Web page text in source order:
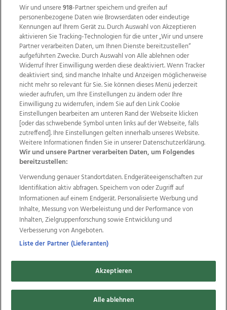
Wir über uns Mediadaten Kontakt
Jobs
Datenschutz
Impressum
AGB Anzeigekunden
AGB Website
Ehrenkodex Politische Werbung
Weitere Angebote des Medienhauses Wimmer
TV1 di-mog-i.at OÖNow
Ischler Woche
Life Radio
OÖNachrichten
OÖN Immobilien
OÖN Karriere
OÖN Reise
Promenaden Galerien
Regionaljobs
wasistlos.at
Copyrights © 2026 Tips Zeitungs GmbH & Co KG
developed by11x11.net
Wir und unsere918-Partner speichern und greifen auf
personenbezogene Daten wie Browserdaten oder eindeutige
Kennungen auf Ihrem Gerät zu. Durch Auswahl von Akzeptieren
aktivieren Sie Tracking-Technologien für die unter „Wir und unsere
Partner verarbeiten Daten, um Ihnen Dienste bereitzustellen“
aufgeführten Zwecke. Durch Auswahl von Alle ablehnen oder
Widerruf Ihrer Einwilligung werden diese deaktiviert. Wenn Tracker
deaktiviert sind, sind manche Inhalte und Anzeigen möglicherweise
nicht mehr so relevant für Sie. Sie können dieses Menü jederzeit
wieder aufrufen, um Ihre Einstellungen zu ändern oder Ihre
Einwilligung zu widerrufen, indem Sie auf den Link Cookie
Einstellungen bearbeiten am unteren Rand der Webseite klicken
[oder das schwebende Symbol unten links auf der Webseite, falls
zutreffend]. Ihre Einstellungen gelten innerhalb unseres Website.
Weitere Informationen finden Sie in unserer Datenschutzerklärung.
Wir und unsere Partner verarbeiten Daten, um Folgendes
bereitzustellen:
Verwendung genauer Standortdaten. Endgeräteeigenschaften zur
Identifikation aktiv abfragen. Speichern von oder Zugriff auf
Informationen auf einem Endgerät. Personalisierte Werbung und
Inhalte, Messung von Werbeleistung und der Performance von
Inhalten, Zielgruppenforschung sowie Entwicklung und
Verbesserung von Angeboten.
Liste der Partner (Lieferanten)
Akzeptieren
Alle ablehnen